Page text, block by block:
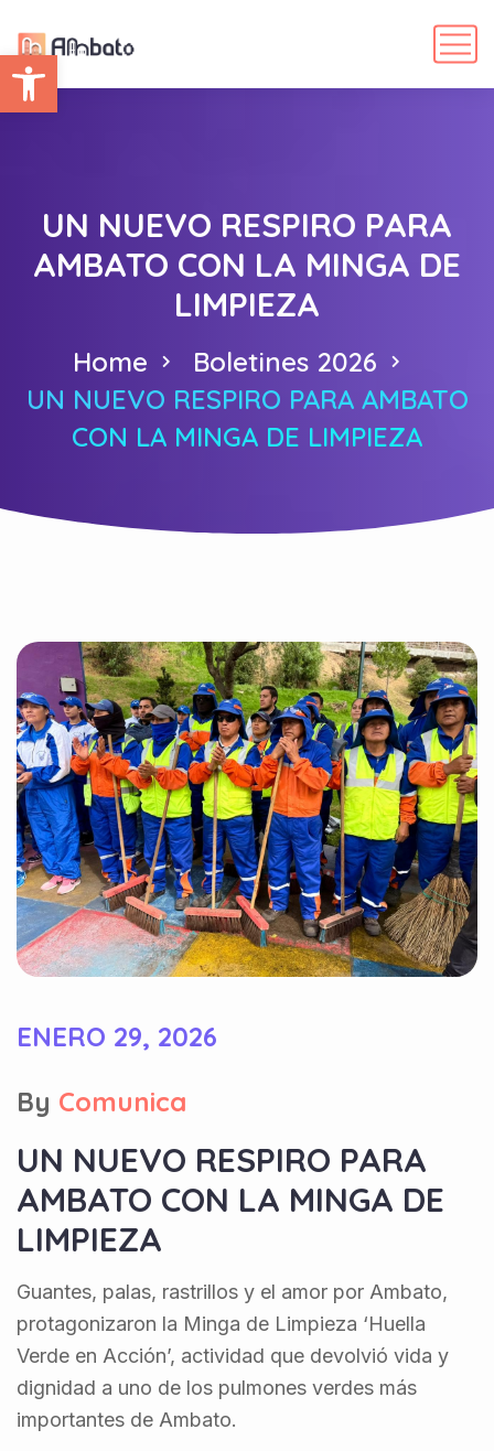
Abrir barra de herramientas
UN NUEVO RESPIRO PARA
AMBATO CON LA MINGA DE
LIMPIEZA
Home
Boletines 2026
UN NUEVO RESPIRO PARA AMBATO
CON LA MINGA DE LIMPIEZA
ENERO 29, 2026
By Comunica
UN NUEVO RESPIRO PARA
AMBATO CON LA MINGA DE
LIMPIEZA
Guantes, palas, rastrillos y el amor por Ambato,
protagonizaron la Minga de Limpieza ‘Huella
Verde en Acción’, actividad que devolvió vida y
dignidad a uno de los pulmones verdes más
importantes de Ambato.